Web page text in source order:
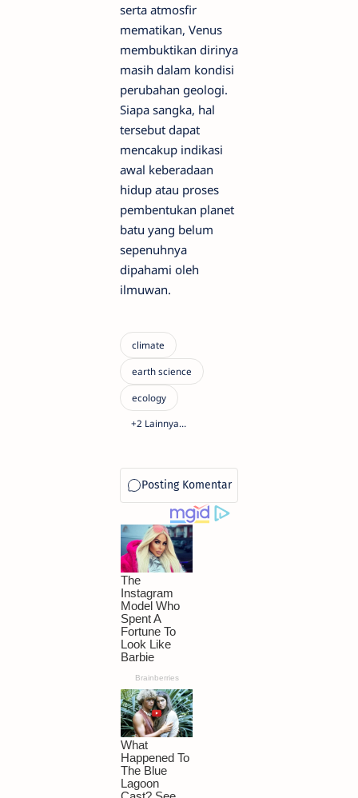
serta atmosfir
mematikan, Venus
membuktikan dirinya
masih dalam kondisi
perubahan geologi.
Siapa sangka, hal
tersebut dapat
mencakup indikasi
awal keberadaan
hidup atau proses
pembentukan planet
batu yang belum
sepenuhnya
dipahami oleh
ilmuwan.